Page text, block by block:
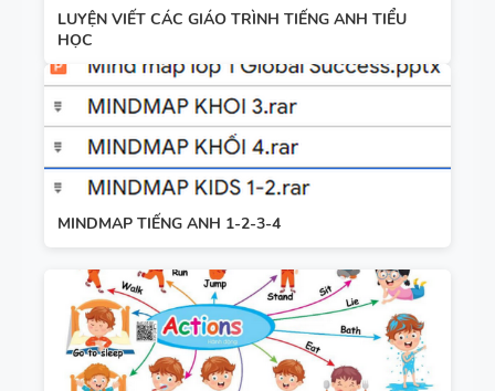
LUYỆN VIẾT CÁC GIÁO TRÌNH TIẾNG ANH TIỂU
HỌC
MINDMAP TIẾNG ANH 1-2-3-4